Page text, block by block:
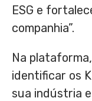
ESG e
companhia”.
Na
identificar os
sua indústria